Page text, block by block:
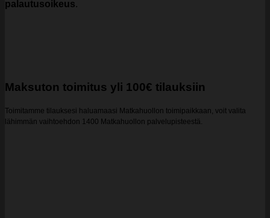
palautusoikeus.
Maksuton toimitus yli 100€ tilauksiin
Toimitamme tilauksesi haluamaasi Matkahuollon toimipaikkaan, voit valita
lähimmän vaihtoehdon 1400 Matkahuollon palvelupisteestä.